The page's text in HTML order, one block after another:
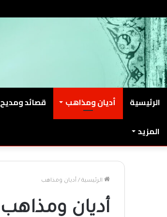
الرئيسية أديان ومذاهب قصائد ومديح
المزيد
الرئيسية / أديان ومذاهب
أديان ومذاهب